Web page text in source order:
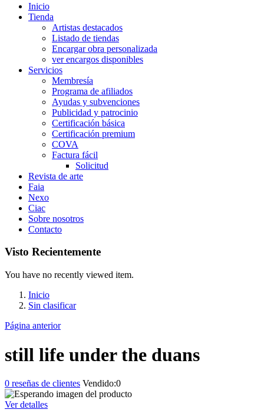
Inicio
Tienda
Artistas destacados
Listado de tiendas
Encargar obra personalizada
ver encargos disponibles
Servicios
Membresía
Programa de afiliados
Ayudas y subvenciones
Publicidad y patrocinio
Certificación básica
Certificación premium
COVA
Factura fácil
Solicitud
Revista de arte
Faia
Nexo
Ciac
Sobre nosotros
Contacto
Visto Recientemente
You have no recently viewed item.
Inicio
Sin clasificar
Página anterior
still life under the duans
0 reseñas de clientes Vendido:0
Ver detalles